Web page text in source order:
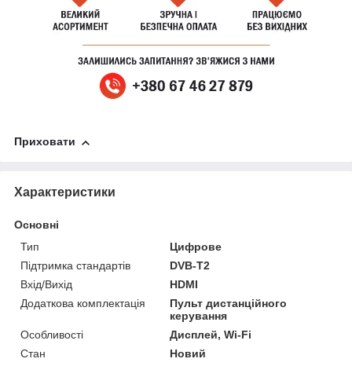
Приховати
Характеристики
Основні
Тип
Цифрове
Підтримка стандартів
DVB-T2
Вхід/Вихід
HDMI
Додаткова комплектація
Пульт дистанційного
керування
Особливості
Дисплей, Wi-Fi
Стан
Новий